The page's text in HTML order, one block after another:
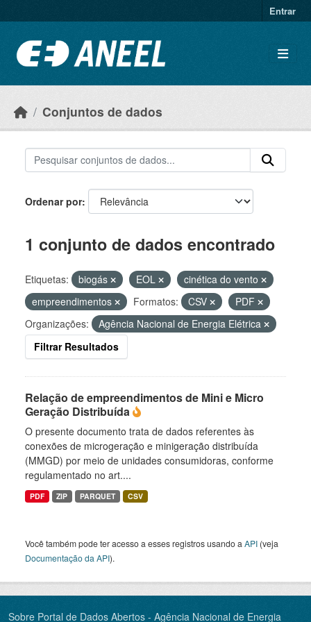
Entrar
Conjuntos de dados
Ordenar por
1 conjunto de dados encontrado
Etiquetas: biogás EOL
cinética do vento
empreendimentos
Formatos: CSV
PDF
Organizações:
Agência Nacional de Energia Elétrica
Filtrar Resultados
Relação de empreendimentos de Mini e Micro
Geração Distribuída
O presente documento trata de dados referentes às
conexões de microgeração e minigeração distribuída
(MMGD) por meio de unidades consumidoras, conforme
regulamentado no art....
PDF ZIP PARQUET CSV
Você também pode ter acesso a esses registros usando a API (veja
Documentação da API).
Sobre Portal de Dados Abertos - Agência Nacional de Energia